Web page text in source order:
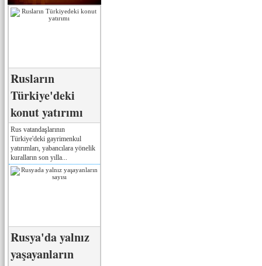
Rusların
Türkiye'deki
konut yatırımı
Rus vatandaşlarının
Türkiye'deki gayrimenkul
yatırımları, yabancılara yönelik
kuralların son yılla...
Rusya'da yalnız
yaşayanların